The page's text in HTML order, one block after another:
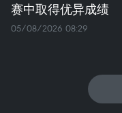
赛中取得优异成绩
05/08/2026 08:29